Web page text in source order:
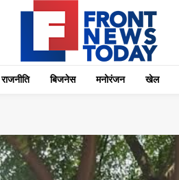
राजनीति बिजनेस मनोरंजन खेल